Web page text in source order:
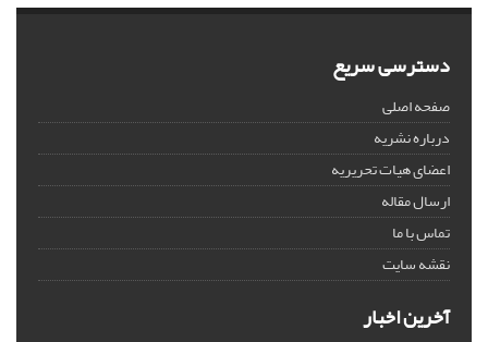
دسترسی سریع
صفحه اصلی
درباره نشریه
اعضای هیات تحریریه
ارسال مقاله
تماس با ما
نقشه سایت
آخرین اخبار